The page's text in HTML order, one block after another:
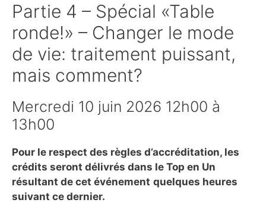
Partie 4 – Spécial «Table
ronde!» – Changer le mode
de vie: traitement puissant,
mais comment?
Mercredi 10 juin 2026 12h00 à
13h00
Pour le respect des règles d’accréditation, les
crédits seront délivrés dans le Top en Un
résultant de cet événement quelques heures
suivant ce dernier.